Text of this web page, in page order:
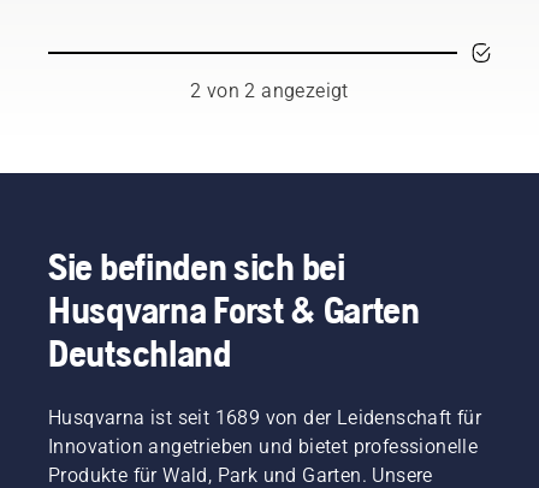
autonomes
Mähen
2 von 2 angezeigt
Sie befinden sich bei
Husqvarna Forst & Garten
Deutschland
Husqvarna ist seit 1689 von der Leidenschaft für
Innovation angetrieben und bietet professionelle
Produkte für Wald, Park und Garten. Unsere